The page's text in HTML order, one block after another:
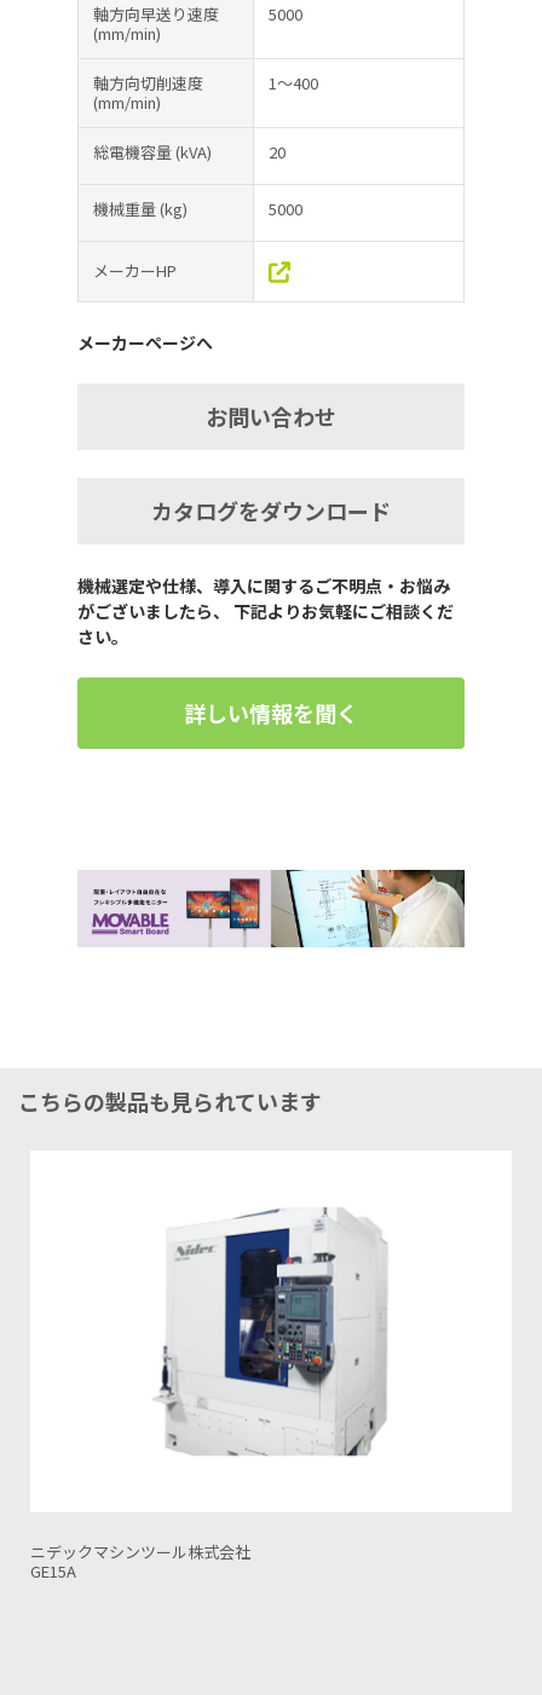
軸方向早送り速度
(mm/min)
5000
軸方向切削速度
(mm/min)
1～400
総電機容量(kVA) 20
機械重量(kg) 5000
メーカーHP
メーカーページへ
お問い合わせ
カタログをダウンロード
機械選定や仕様、導入に関するご不明点・お悩み
がございましたら、 下記よりお気軽にご相談くだ
さい。
詳しい情報を聞く
こちらの製品も見られています
ニデックマシンツール株式会社